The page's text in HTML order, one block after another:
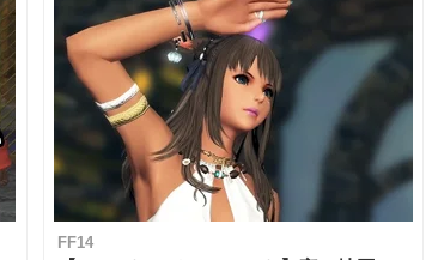
FF14